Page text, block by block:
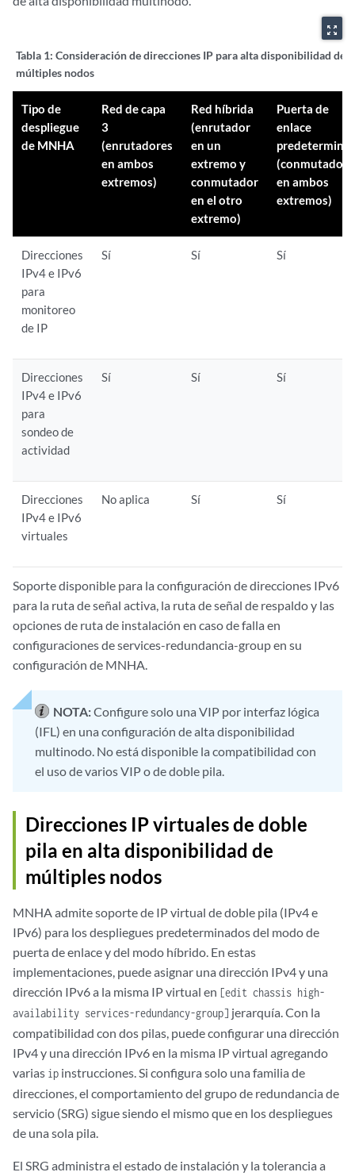
zoom_out_map
Tabla 1: Consideración de direcciones IP para alta disponibilidad de
múltiples nodos
Tipo de
despliegue
de MNHA
Red de capa
3
(enrutadores
en ambos
extremos)
Red híbrida
(enrutador
en un
extremo y
conmutador
en el otro
extremo)
Puerta de
enlace
en ambos
extremos)
Direcciones
IPv4 e IPv6
para
monitoreo
de IP
Sí Sí Sí
Direcciones
IPv4 e IPv6
para
sondeo de
actividad
Sí Sí Sí
Direcciones
IPv4 e IPv6
virtuales
No aplica Sí Sí
Soporte disponible para la configuración de direcciones IPv6
para la ruta de señal activa, la ruta de señal de respaldo y las
opciones de ruta de instalación en caso de falla en
configuraciones de services-redundancia-group en su
configuración de MNHA.
NOTA:Configure solo una VIP por interfaz lógica
(IFL) en una configuración de alta disponibilidad
multinodo. No está disponible la compatibilidad con
el uso de varios VIP o de doble pila.
Direcciones IP virtuales de doble
pila en alta disponibilidad de
múltiples nodos
MNHA admite soporte de IP virtual de doble pila (IPv4 e
IPv6) para los despliegues predeterminados del modo de
puerta de enlace y del modo híbrido. En estas
implementaciones, puede asignar una dirección IPv4 y una
dirección IPv6 a la misma IP virtual en [edit chassis high-
availability services-redundancy-group] jerarquía. Con la
compatibilidad con dos pilas, puede configurar una dirección
IPv4 y una dirección IPv6 en la misma IP virtual agregando
varias ip instrucciones. Si configura solo una familia de
direcciones, el comportamiento del grupo de redundancia de
servicio (SRG) sigue siendo el mismo que en los despliegues
de una sola pila.
El SRG administra el estado de instalación y la tolerancia a